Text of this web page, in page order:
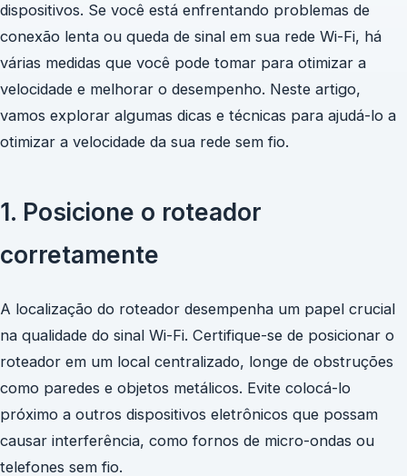
dispositivos. Se você está enfrentando problemas de
conexão lenta ou queda de sinal em sua rede Wi-Fi, há
várias medidas que você pode tomar para otimizar a
velocidade e melhorar o desempenho. Neste artigo,
vamos explorar algumas dicas e técnicas para ajudá-lo a
otimizar a velocidade da sua rede sem fio.
1. Posicione o roteador
corretamente
A localização do roteador desempenha um papel crucial
na qualidade do sinal Wi-Fi. Certifique-se de posicionar o
roteador em um local centralizado, longe de obstruções
como paredes e objetos metálicos. Evite colocá-lo
próximo a outros dispositivos eletrônicos que possam
causar interferência, como fornos de micro-ondas ou
telefones sem fio.